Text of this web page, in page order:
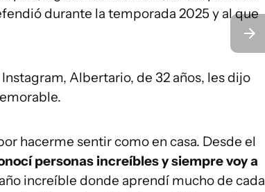
durante la temporada 2025 y al que
Albertario, de 32 años, les dijo
hacerme sentir como en casa. Desde el
personas increíbles y siempre voy a
increíble donde aprendí mucho de cada